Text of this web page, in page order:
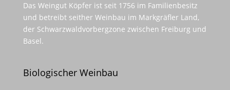
Das Weingut Köpfer ist seit 1756 im Familienbesitz
und betreibt seither Weinbau im Markgräfler Land,
der Schwarzwaldvorbergzone zwischen Freiburg und
Basel.
Biologischer Weinbau